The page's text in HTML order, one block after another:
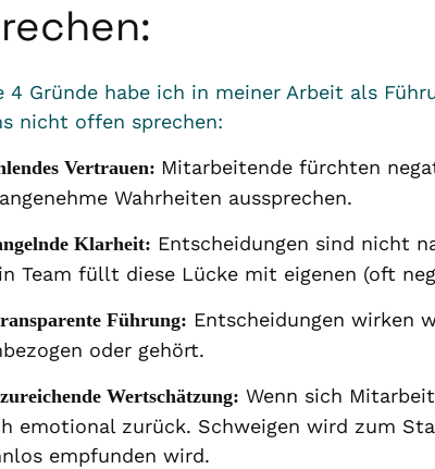
4 Gründe habe ich in meiner Arbeit als
nicht offen sprechen:
Vertrauen: Mitarbeitende fürchten
Wahrheiten aussprechen.
Klarheit: Entscheidungen sind nicht
Team füllt diese Lücke mit eigenen (oft
Führung: Entscheidungen wirken
oder gehört.
Wertschätzung: Wenn sich
emotional zurück. Schweigen wird zum
empfunden wird.